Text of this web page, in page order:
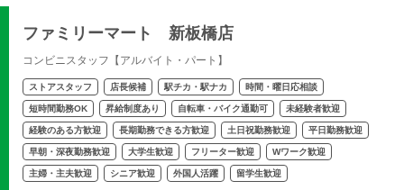
ファミリーマート 新板橋店
コンビニスタッフ【アルバイト・パート】
ストアスタッフ 店長候補 駅チカ・駅ナカ 時間・曜日応相談
短時間勤務OK 昇給制度あり 自転車・バイク通勤可 未経験者歓迎
経験のある方歓迎 長期勤務できる方歓迎 土日祝勤務歓迎 平日勤務歓迎
早朝・深夜勤務歓迎 大学生歓迎 フリーター歓迎 Wワーク歓迎
主婦・主夫歓迎 シニア歓迎 外国人活躍 留学生歓迎